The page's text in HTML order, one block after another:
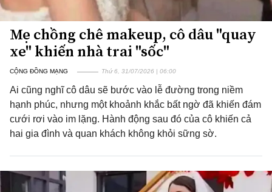
Mẹ chồng chê makeup, cô dâu "quay
xe" khiến nhà trai "sốc"
CỘNG ĐỒNG MẠNG Thứ 6, 31/07/2026 | 06:00
Ai cũng nghĩ cô dâu sẽ bước vào lễ đường trong niềm
hạnh phúc, nhưng một khoảnh khắc bất ngờ đã khiến đám
cưới rơi vào im lặng. Hành động sau đó của cô khiến cả
hai gia đình và quan khách không khỏi sững sờ.